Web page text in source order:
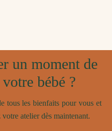
un moment de
bébé ?
tous les bienfaits pour vous et
atelier dès maintenant.